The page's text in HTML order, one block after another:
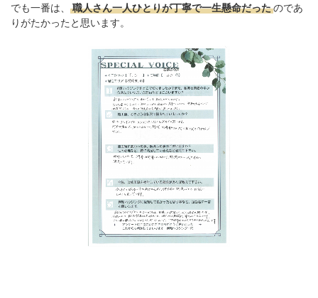
でも一番は、
職人さん一人ひとりが丁寧で一生懸命だった のであ
りがたかったと思います。